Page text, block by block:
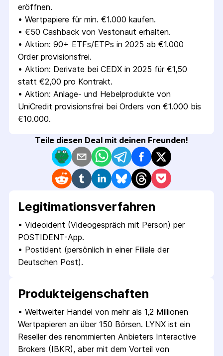
eröffnen.
• Wertpapiere für min. €1.000 kaufen.
• €50 Cashback von Vestonaut erhalten.
• Aktion: 90+ ETFs/ETPs in 2025 ab €1.000
Order provisionsfrei.
• Aktion: Derivate bei CEDX in 2025 für €1,50
statt €2,00 pro Kontrakt.
• Aktion: Anlage- und Hebelprodukte von
UniCredit provisionsfrei bei Orders von €1.000 bis
€10.000.
Teile diesen Deal mit deinen Freunden!
Legitimations­verfahren
• Videoident (Videogespräch mit Person) per
POSTIDENT-App.
• Postident (persönlich in einer Filiale der
Deutschen Post).
Produkt­eigenschaften
• Weltweiter Handel von mehr als 1,2 Millionen
Wert­papieren an über 150 Börsen. LYNX ist ein
Reseller des renommierten Anbieters Interactive
Brokers (IBKR), aber mit dem Vorteil von